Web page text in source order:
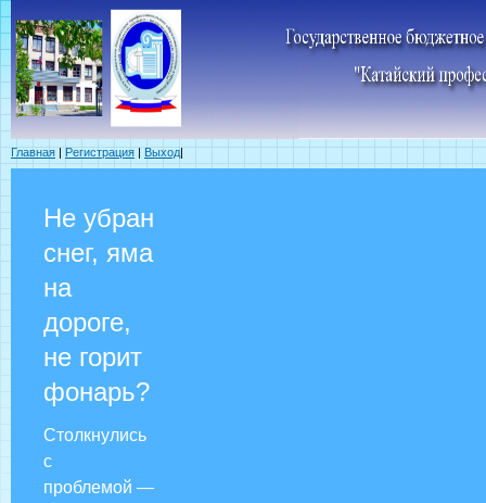
Главная | Регистрация | Выход|
Не убран
снег, яма
на
дороге,
не горит
фонарь?
Столкнулись
с
проблемой —